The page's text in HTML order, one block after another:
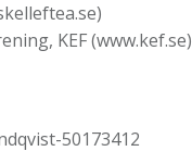
KEF (www.kef.se)
50173412